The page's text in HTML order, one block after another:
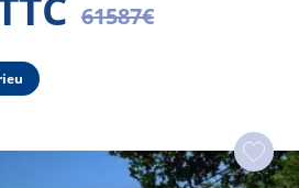
61587€